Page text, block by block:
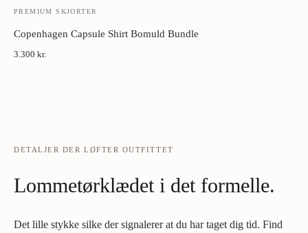
PREMIUM SKJORTER
Copenhagen Capsule Shirt Bomuld Bundle
3.300 kr.
DETALJER DER LØFTER OUTFITTET
Lommetørklædet i det formelle.
Det lille stykke silke der signalerer at du har taget dig tid. Find